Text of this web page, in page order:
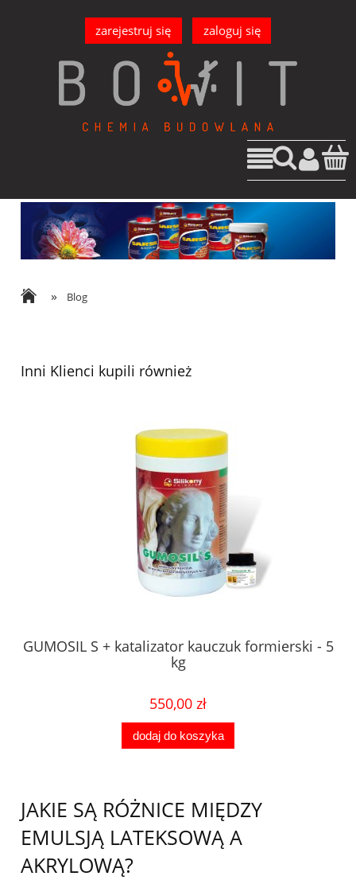
zarejestruj się zaloguj się
» Blog
Inni Klienci kupili również
GUMOSIL S + katalizator kauczuk formierski - 5
kg
550,00 zł
dodaj do koszyka
JAKIE SĄ RÓŻNICE MIĘDZY
EMULSJĄ LATEKSOWĄ A
AKRYLOWĄ?